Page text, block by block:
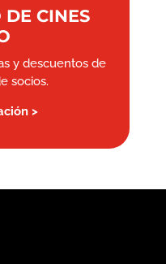
DE CINES
y descuentos de
socios.
>